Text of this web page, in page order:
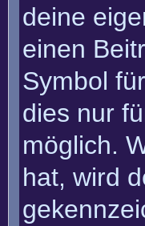
deine
einen
Symbol
dies nur
möglich.
hat, wird